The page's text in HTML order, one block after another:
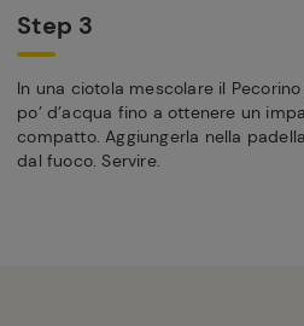
Step 3
In una ciotola mescolare il
po’ d’acqua fino a ottenere un
compatto. Aggiungerla nella
dal fuoco. Servire.